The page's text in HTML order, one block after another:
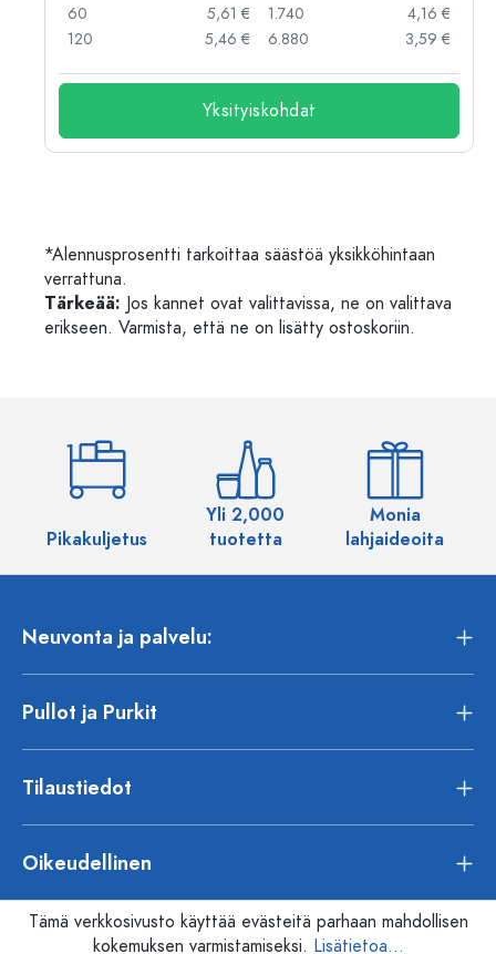
60
5,61 €
120
5,46 €
1.740
4,16 €
6.880
3,59 €
Yksityiskohdat
*Alennusprosentti tarkoittaa säästöä yksikköhintaan
verrattuna.
Tärkeää: Jos kannet ovat valittavissa, ne on valittava
erikseen. Varmista, että ne on lisätty ostoskoriin.
Pikakuljetus
Yli 2,000
tuotetta
Monia
lahjaideoita
Neuvonta ja palvelu:
Pullot ja Purkit
Tilaustiedot
Oikeudellinen
Tämä verkkosivusto käyttää evästeitä parhaan mahdollisen
kokemuksen varmistamiseksi. Lisätietoa...